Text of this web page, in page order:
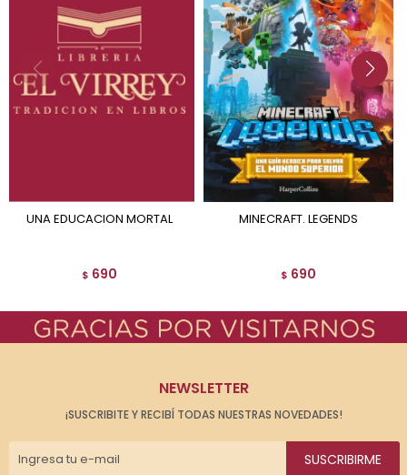
UNA EDUCACION MORTAL
$ 690
MINECRAFT. LEGENDS
$ 690
NEWSLETTER
¡SUSCRIBITE Y RECIBÍ TODAS NUESTRAS NOVEDADES!
SUSCRIBIRME